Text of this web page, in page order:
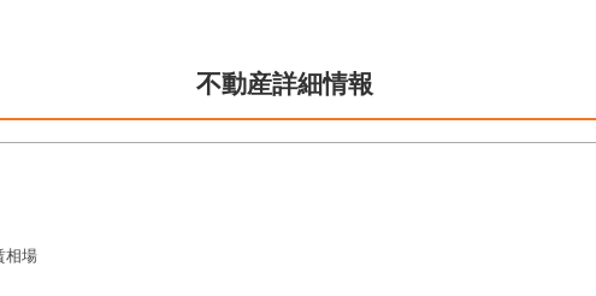
不動産詳細情報
相場